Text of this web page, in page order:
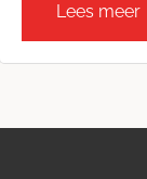
Woningmarkt
Lees meer